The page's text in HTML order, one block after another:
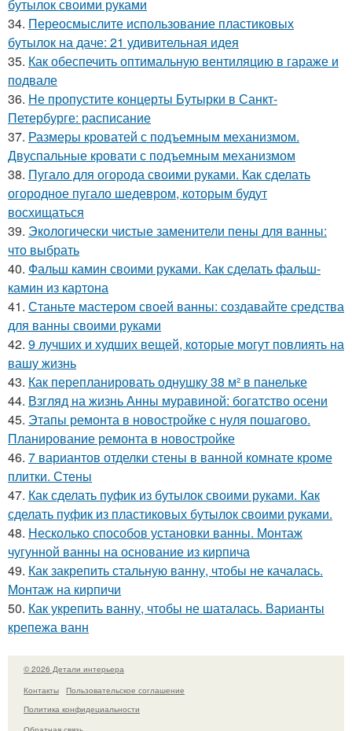
бутылок своими руками
34. Переосмыслите использование пластиковых
бутылок на даче: 21 удивительная идея
35. Как обеспечить оптимальную вентиляцию в гараже и
подвале
36. Не пропустите концерты Бутырки в Санкт-
Петербурге: расписание
37. Размеры кроватей с подъемным механизмом.
Двуспальные кровати с подъемным механизмом
38. Пугало для огорода своими руками. Как сделать
огородное пугало шедевром, которым будут
восхищаться
39. Экологически чистые заменители пены для ванны:
что выбрать
40. Фальш камин своими руками. Как сделать фальш-
камин из картона
41. Станьте мастером своей ванны: создавайте средства
для ванны своими руками
42. 9 лучших и худших вещей, которые могут повлиять на
вашу жизнь
43. Как перепланировать однушку 38 м² в панельке
44. Взгляд на жизнь Анны муравиной: богатство осени
45. Этапы ремонта в новостройке с нуля пошагово.
Планирование ремонта в новостройке
46. 7 вариантов отделки стены в ванной комнате кроме
плитки. Стены
47. Как сделать пуфик из бутылок своими руками. Как
сделать пуфик из пластиковых бутылок своими руками.
48. Несколько способов установки ванны. Монтаж
чугунной ванны на основание из кирпича
49. Как закрепить стальную ванну, чтобы не качалась.
Монтаж на кирпичи
50. Как укрепить ванну, чтобы не шаталась. Варианты
крепежа ванн
© 2026 Детали интерьера
Контакты
Пользовательское соглашение
Политика конфидециальности